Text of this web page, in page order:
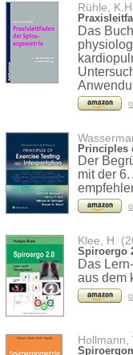
Rühle,
Das
Principles
Der
mit der
Klee, H.
Spiroergo
Das
aus dem
Hollmann,